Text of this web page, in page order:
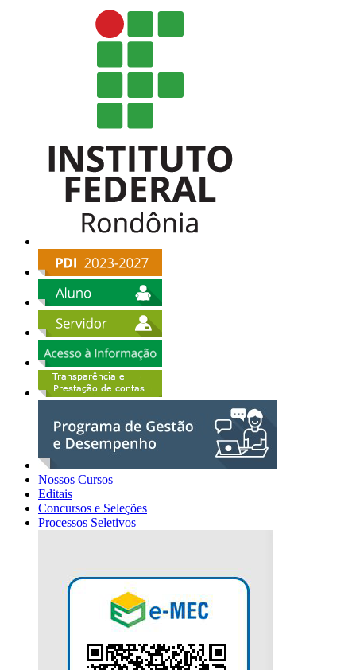
Nossos Cursos
Editais
Concursos e Seleções
Processos Seletivos